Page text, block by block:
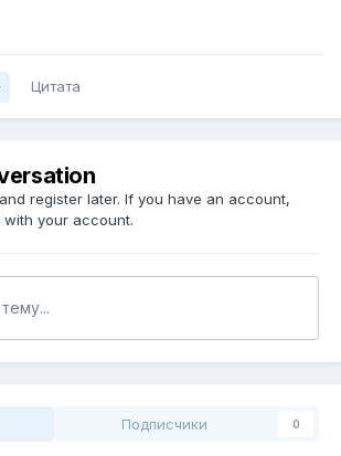
Цитата
register later. If you have an account,
with your account.
Подписчики 0